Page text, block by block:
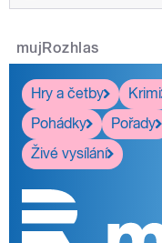
mujRozhlas
Hry a četby
Krimi
Pohádky
Pořady
Živé vysílání